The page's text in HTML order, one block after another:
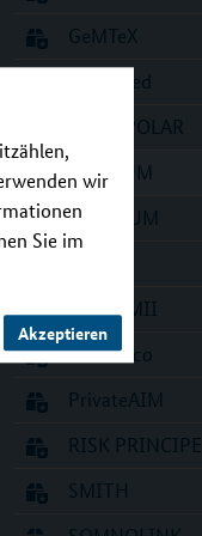
wir
Sie im
Akzeptieren
GeMTeX
HiGHmed
INTERPOLAR
MII_NUM
MIRACUM
PCOR-MII
PM4Onco
PrivateAIM
RISK PRINCIPE
SMITH